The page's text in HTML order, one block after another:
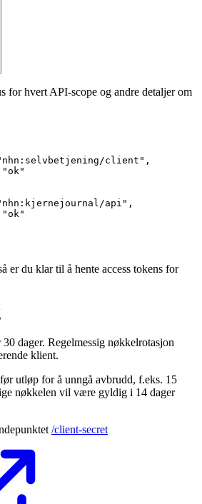
for hvert API-scope og andre detaljer om
client",
api",
er du klar til å hente access tokens for
dager. Regelmessig nøkkelrotasjon
klient.
utløp for å unngå avbrudd, f.eks. 15
nøkkelen vil være gyldig i 14 dager
/client-secret